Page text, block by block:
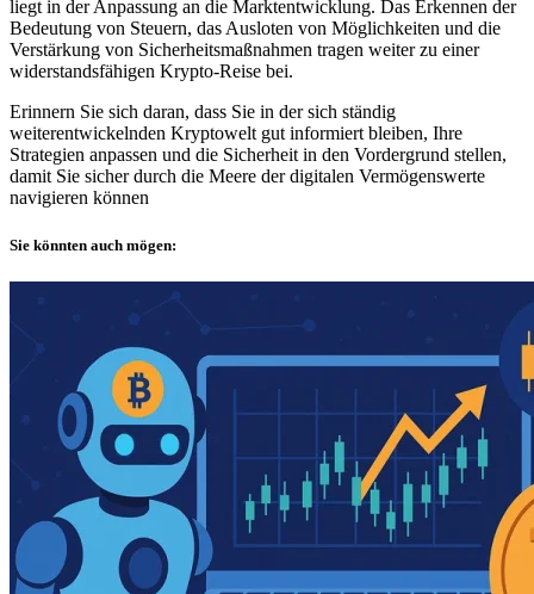
liegt in der Anpassung an die Marktentwicklung. Das Erkennen der
Bedeutung von Steuern, das Ausloten von Möglichkeiten und die
Verstärkung von Sicherheitsmaßnahmen tragen weiter zu einer
widerstandsfähigen Krypto-Reise bei.
Erinnern Sie sich daran, dass Sie in der sich ständig
weiterentwickelnden Kryptowelt gut informiert bleiben, Ihre
Strategien anpassen und die Sicherheit in den Vordergrund stellen,
damit Sie sicher durch die Meere der digitalen Vermögenswerte
navigieren können
Sie könnten auch mögen: